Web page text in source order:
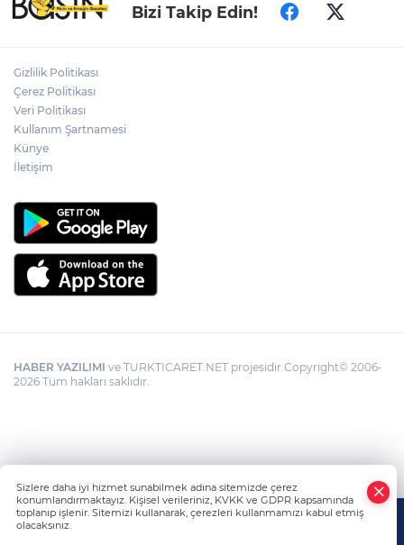
Türkiye ile Vietnam arasında 'hava'da
yeni dönem... Sefer kapasitesi artırıldı
Bizi Takip Edin!
Gizlilik Politikası
Çerez Politikası
Veri Politikası
Kullanım Şartnamesi
Künye
İletişim
HABER YAZILIMI ve TURKTICARET.NET projesidir Copyright© 2006-
2026 Tüm hakları saklıdır.
Sizlere daha iyi hizmet sunabilmek adına sitemizde çerez
konumlandırmaktayız. Kişisel verileriniz, KVKK ve GDPR kapsamında
toplanıp işlenir. Sitemizi kullanarak, çerezleri kullanmamızı kabul etmiş
olacaksınız.